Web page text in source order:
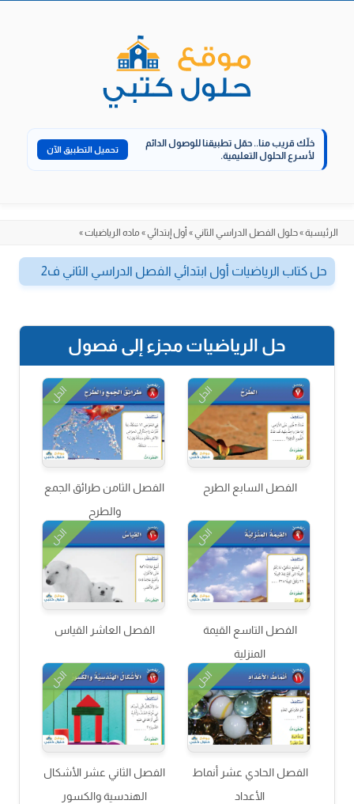
خلّك قريب منا.. حمّل تطبيقنا للوصول الدائم
لأسرع الحلول التعليمية.
تحميل التطبيق الآن
الرئيسية»حلول الفصل الدراسي الثاني» أول إبتدائي» ماده الرياضيات»
حل كتاب الرياضيات أول ابتدائي الفصل الدراسي الثاني ف2
حل الرياضيات مجزء إلى فصول
الحل
الفصل السابع الطرح
الحل
الفصل الثامن طرائق الجمع
والطرح
الحل
الفصل التاسع القيمة
المنزلية
الحل
الفصل العاشر القياس
الحل
الفصل الحادي عشر أنماط
الأعداد
الحل
الفصل الثاني عشر الأشكال
الهندسية والكسور